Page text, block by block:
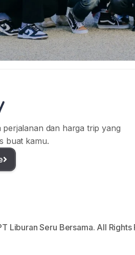
dan harga trip yang
buat kamu.
Liburan Seru Bersama. All Rights